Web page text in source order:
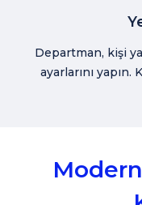
Departman, kişi
ayarlarını